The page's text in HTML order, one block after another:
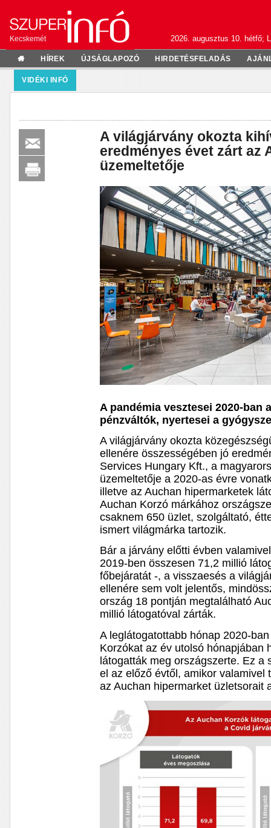
Kecskemét 2026. augusztus 10. hétfő;
HÍREK ÚJSÁGLAPOZÓ HIRDETÉSFELADÁS
VIDÉKI INFÓ
A világjárvány okozta
eredményes évet zárt az
üzemeltetője
A pandémia vesztesei 2020-ban
pénzváltók, nyertesei a
A világjárvány okozta
ellenére összességében jó
Services Hungary Kft., a
üzemeltetője a 2020-as évre
illetve az Auchan hipermarketek
Auchan Korzó márkához
csaknem 650 üzlet, szolgáltató,
ismert világmárka tartozik.
Bár a járvány előtti évben
2019-ben összesen 71,2 millió
főbejáratát -, a visszaesés a
ellenére sem volt jelentős,
ország 18 pontján megtalálható
millió látogatóval zárták.
A leglátogatottabb hónap 2020-
Korzókat az év utolsó hónapjában
látogatták meg országszerte. Ez a
el az előző évtől, amikor valamivel
az Auchan hipermarket üzletsorait